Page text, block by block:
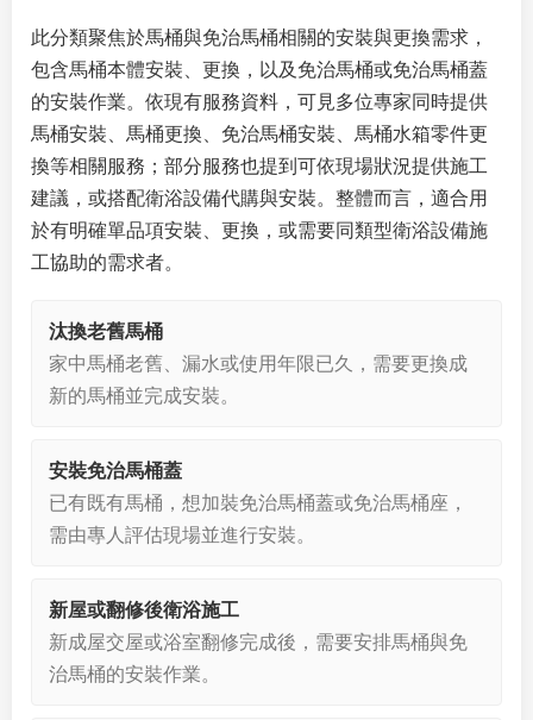
此分類聚焦於馬桶與免治馬桶相關的安裝與更換需求，
包含馬桶本體安裝、更換，以及免治馬桶或免治馬桶蓋
的安裝作業。依現有服務資料，可見多位專家同時提供
馬桶安裝、馬桶更換、免治馬桶安裝、馬桶水箱零件更
換等相關服務；部分服務也提到可依現場狀況提供施工
建議，或搭配衛浴設備代購與安裝。整體而言，適合用
於有明確單品項安裝、更換，或需要同類型衛浴設備施
工協助的需求者。
汰換老舊馬桶
家中馬桶老舊、漏水或使用年限已久，需要更換成
新的馬桶並完成安裝。
安裝免治馬桶蓋
已有既有馬桶，想加裝免治馬桶蓋或免治馬桶座，
需由專人評估現場並進行安裝。
新屋或翻修後衛浴施工
新成屋交屋或浴室翻修完成後，需要安排馬桶與免
治馬桶的安裝作業。